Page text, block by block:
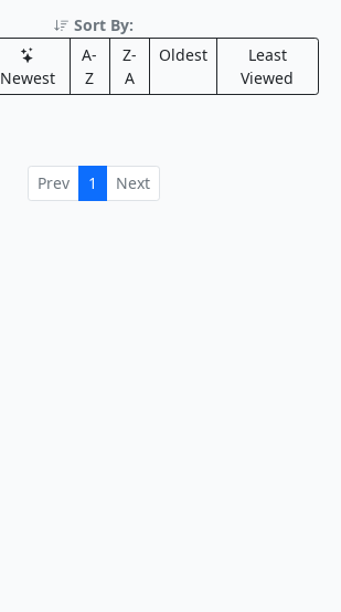
Sort By:
Newest
A-
Z
Z-
A
Oldest
Least
Viewed
Prev 1 Next